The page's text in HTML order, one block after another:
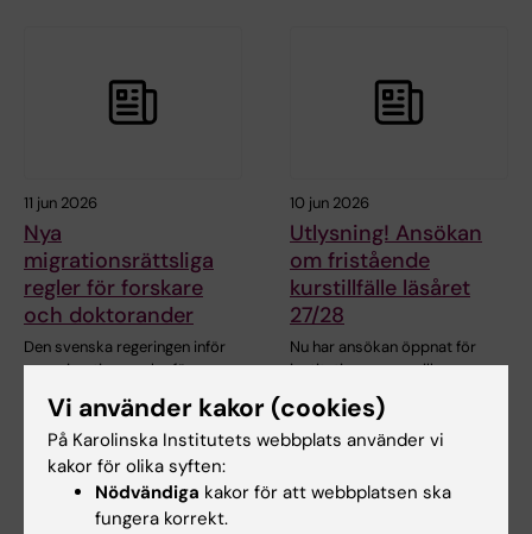
11 jun 2026
Nya
migrationsrättsliga
regler för forskare
och doktorander
Den svenska regeringen inför
nya migrationsregler för
10 jun 2026
Utlysning! Ansökan
om fristående
kurstillfälle läsåret
27/28
Nu har ansökan öppnat för
institutioner som vill ge
fristående kurser med…
Vi använder kakor (cookies)
På Karolinska Institutets webbplats använder vi
kakor för olika syften:
Nödvändiga kakor för att webbplatsen ska
fungera korrekt.